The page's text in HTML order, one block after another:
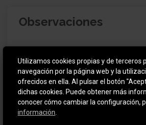
Observaciones
Con un motor de gasolina de
y consumos bajísimos, es el aliado
moverte por la ciudad con total
puertas y un maletero
garantizan la comodidad que
Utilizamos cookies propias y de terceros
navegación por la página web y la
ofrecidos en ella. Al pulsar el botón
dichas cookies. Puede obtener más
conocer cómo cambiar la configuración,
información